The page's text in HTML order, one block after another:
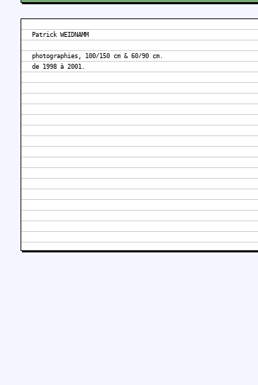
Patrick WEIDNAMM
photographies, 100/150 cm & 60/90 cm.
de 1998 à 2001.